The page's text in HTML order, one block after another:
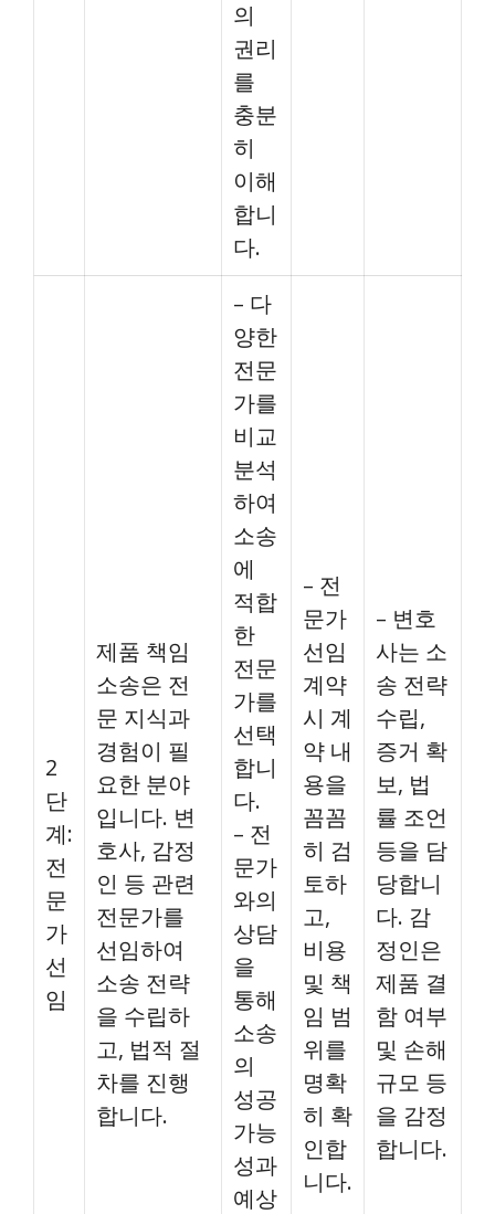
의
권리
를
충분
히
이해
합니
다.
2
단
계:
전
문
가
선
임
제품 책임
소송은 전
문 지식과
경험이 필
요한 분야
입니다. 변
호사, 감정
인 등 관련
전문가를
선임하여
소송 전략
을 수립하
고, 법적 절
차를 진행
합니다.
– 다
양한
전문
가를
비교
분석
하여
소송
에
적합
한
전문
가를
선택
합니
다.
– 전
문가
와의
상담
을
통해
소송
의
성공
가능
성과
예상
– 전
문가
선임
계약
시 계
약 내
용을
꼼꼼
히 검
토하
고,
비용
및 책
임 범
위를
명확
히 확
인합
니다.
– 변호
사는 소
송 전략
수립,
증거 확
보, 법
률 조언
등을 담
당합니
다. 감
정인은
제품 결
함 여부
및 손해
규모 등
을 감정
합니다.